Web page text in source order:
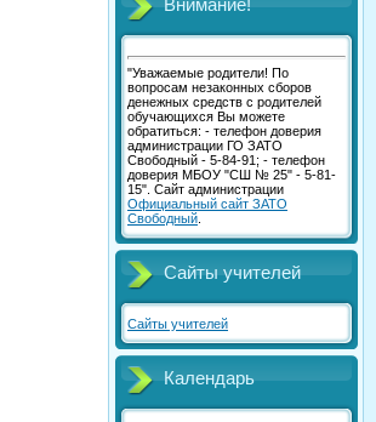
Внимание!
"Уважаемые родители! По
вопросам незаконных сборов
денежных средств с родителей
обучающихся Вы можете
обратиться: - телефон доверия
администрации ГО ЗАТО
Свободный - 5-84-91; - телефон
доверия МБОУ "СШ № 25" - 5-81-
15". Сайт администрации
Официальный сайт ЗАТО
Свободный
Сайты учителей
Сайты учителей
Календарь